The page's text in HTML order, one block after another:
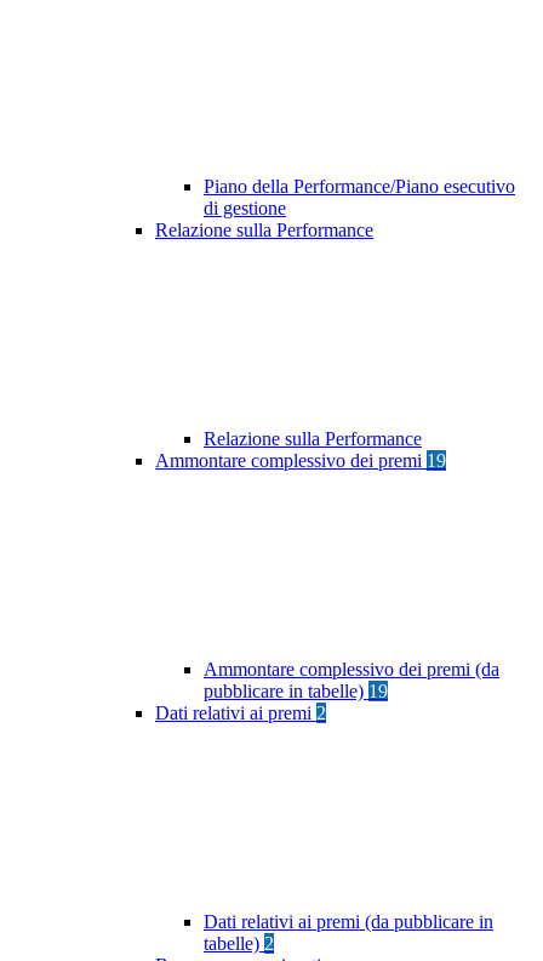
Piano della Performance/Piano esecutivo
di gestione
Relazione sulla Performance
Relazione sulla Performance
Ammontare complessivo dei premi 19
Ammontare complessivo dei premi (da
pubblicare in tabelle) 19
Dati relativi ai premi 2
Dati relativi ai premi (da pubblicare in
tabelle) 2